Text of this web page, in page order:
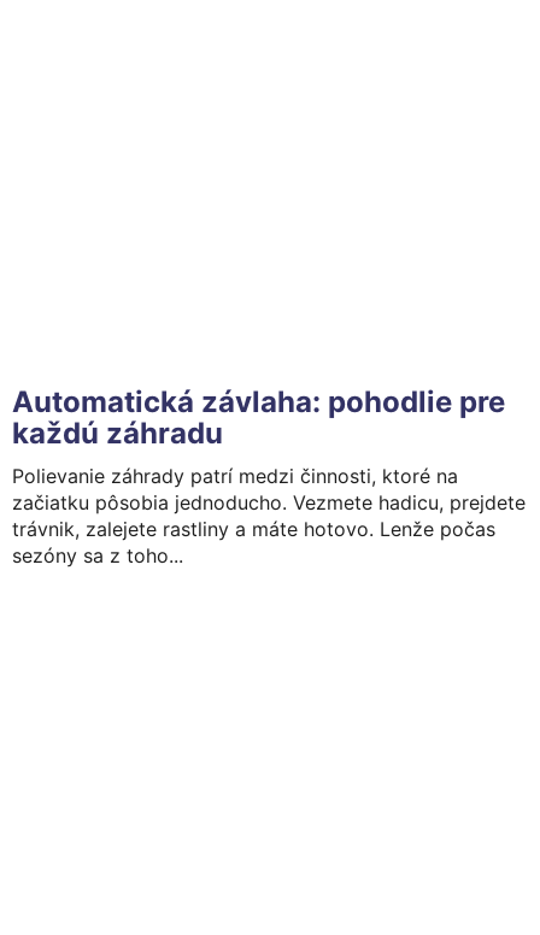
Automatická závlaha: pohodlie pre
každú záhradu
Polievanie záhrady patrí medzi činnosti, ktoré na
začiatku pôsobia jednoducho. Vezmete hadicu, prejdete
trávnik, zalejete rastliny a máte hotovo. Lenže počas
sezóny sa z toho...